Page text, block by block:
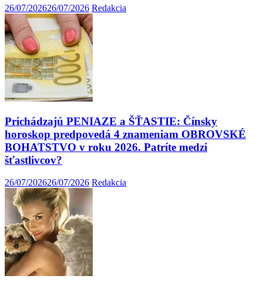
26/07/202626/07/2026 Redakcia
Prichádzajú PENIAZE a ŠŤASTIE: Čínsky
horoskop predpovedá 4 znameniam OBROVSKÉ
BOHATSTVO v roku 2026. Patríte medzi
šťastlivcov?
26/07/202626/07/2026 Redakcia